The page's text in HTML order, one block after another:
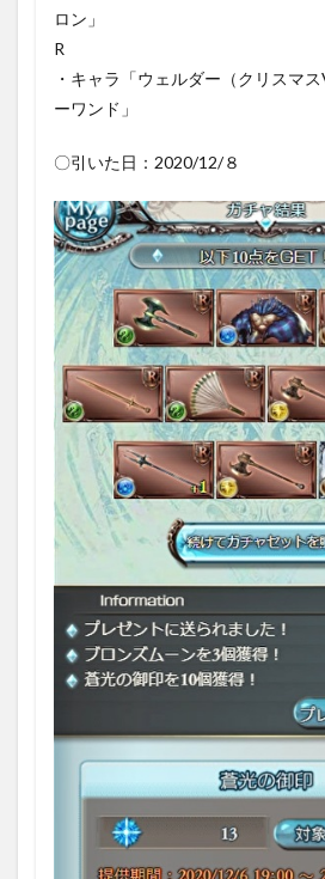
ロン」
R
・キャラ「ウェルダー（クリスマ
ーワンド」
〇引いた日：2020/12/８